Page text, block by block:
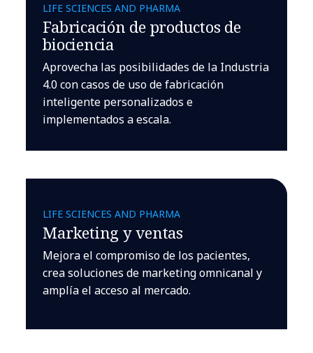
LIFE SCIENCES AND PHARMA
Fabricación de productos de
biociencia
Aprovecha las posibilidades de la Industria
4.0 con casos de uso de fabricación
inteligente personalizados e
implementados a escala.
LIFE SCIENCES AND PHARMA
Marketing y ventas
Mejora el compromiso de los pacientes,
crea soluciones de marketing omnicanal y
amplía el acceso al mercado.